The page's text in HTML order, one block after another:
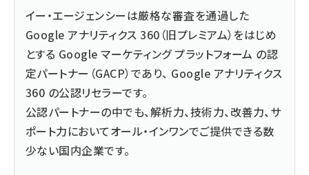
イー・エージェンシーは厳格な審査を通過した
Google アナリティクス 360（旧プレミアム）をはじめ
とする Google マーケティング プラットフォーム の認
定パートナー（GACP）であり、 Google アナリティクス
360 の公認リセラーです。
公認パートナーの中でも、解析力、技術力、改善力、サ
ポート力においてオール・インワンでご提供できる数
少ない国内企業です。